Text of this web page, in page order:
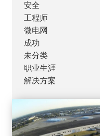
安全
工程师
微电网
成功
未分类
职业生涯
解决方案